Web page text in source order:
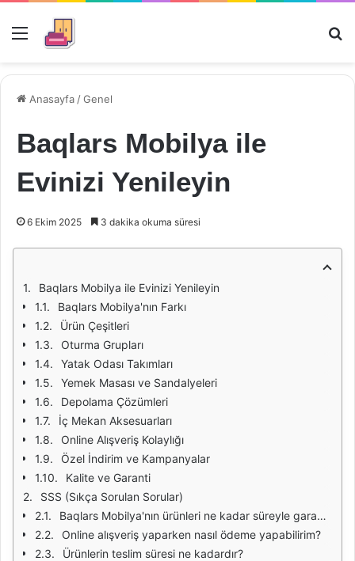
Menü
Anasayfa /Genel
Baqlars Mobilya ile
Evinizi Yenileyin
6 Ekim 2025 3 dakika okuma süresi
Baqlars Mobilya ile Evinizi Yenileyin
Baqlars Mobilya'nın Farkı
Ürün Çeşitleri
Oturma Grupları
Yatak Odası Takımları
Yemek Masası ve Sandalyeleri
Depolama Çözümleri
İç Mekan Aksesuarları
Online Alışveriş Kolaylığı
Özel İndirim ve Kampanyalar
Kalite ve Garanti
SSS (Sıkça Sorulan Sorular)
Baqlars Mobilya'nın ürünleri ne kadar süreyle garanti edilmektedir?
Online alışveriş yaparken nasıl ödeme yapabilirim?
Ürünlerin teslim süresi ne kadardır?